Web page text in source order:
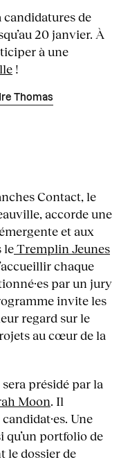
candidatures de
20 janvier. À
à une
!
Thomas
Contact, le
accorde une
et aux
leTremplin Jeunes
chaque
par un jury
invite les
regard sur le
au cœur de la
présidé par la
Moon. Il
Une
qu’un portfolio de
le dossier de